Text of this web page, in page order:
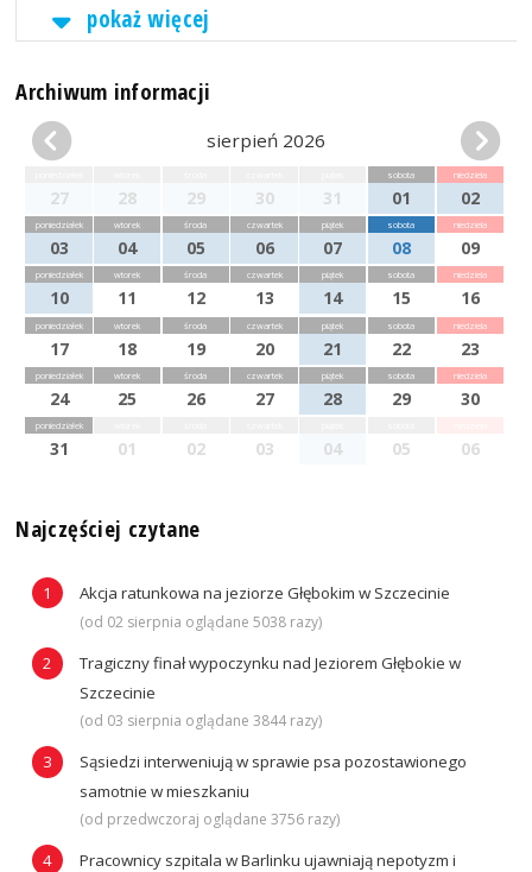
pokaż więcej
Archiwum informacji
sierpień 2026
27 28 29 30 31
sobota
01
niedziela
02
poniedziałek
03
wtorek
04
środa
05
czwartek
06
piątek
07
sobota
08
niedziela
09
poniedziałek
10
wtorek
11
środa
12
czwartek
13
piątek
14
sobota
15
niedziela
16
poniedziałek
17
wtorek
18
środa
19
czwartek
20
piątek
21
sobota
22
niedziela
23
poniedziałek
24
wtorek
25
środa
26
czwartek
27
piątek
28
sobota
29
niedziela
30
poniedziałek
31 01 02 03 04 05 06
Najczęściej czytane
Akcja ratunkowa na jeziorze Głębokim w Szczecinie
(od 02 sierpnia oglądane 5038 razy)
Tragiczny finał wypoczynku nad Jeziorem Głębokie w
Szczecinie
(od 03 sierpnia oglądane 3844 razy)
Sąsiedzi interweniują w sprawie psa pozostawionego
samotnie w mieszkaniu
(od przedwczoraj oglądane 3756 razy)
Pracownicy szpitala w Barlinku ujawniają nepotyzm i